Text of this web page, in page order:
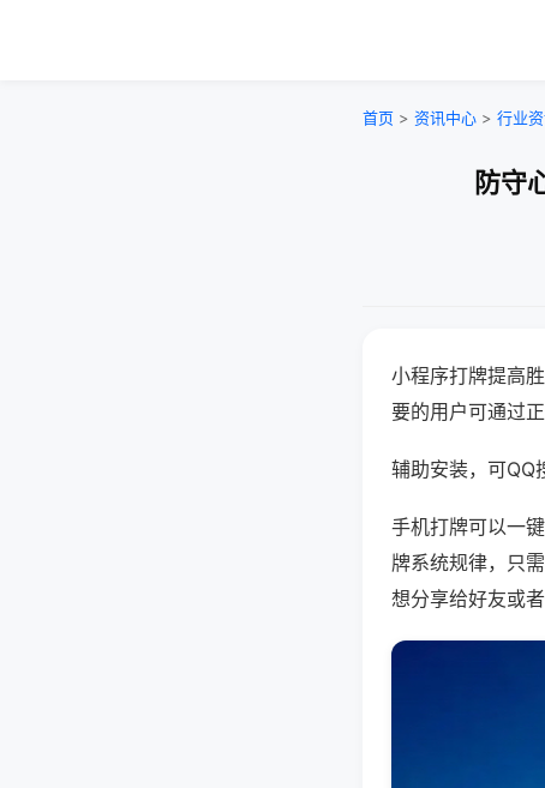
首页 > 资讯中心 > 行业
防守
小程序打牌提高
要的用户可通过
辅助安装，可
手机打牌可以一
牌系统规律，只
想分享给好友或